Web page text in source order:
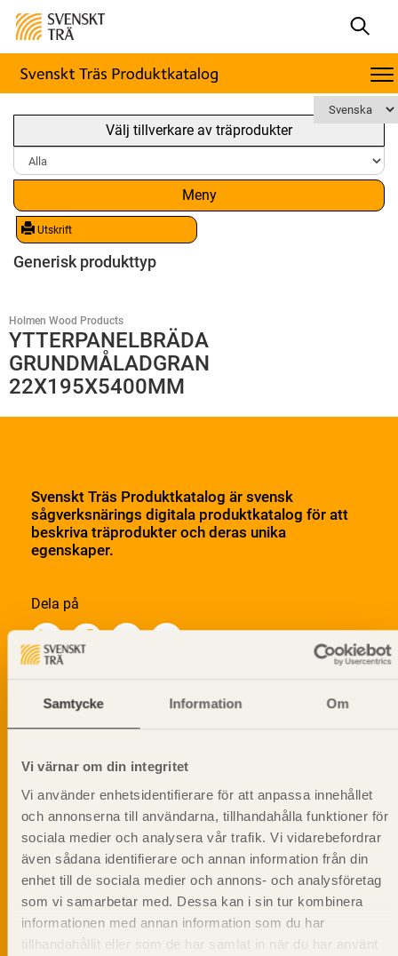
Samtycke Information Om
Vi värnar om din integritet
Vi använder enhetsidentifierare för att anpassa innehållet
och annonserna till användarna, tillhandahålla funktioner för
sociala medier och analysera vår trafik. Vi vidarebefordrar
även sådana identifierare och annan information från din
enhet till de sociala medier och annons- och analysföretag
som vi samarbetar med. Dessa kan i sin tur kombinera
informationen med annan information som du har
tillhandahållit eller som de har samlat in när du har använt
Välj tillverkare av träprodukter
Meny
Utskrift
Generisk produkttyp
Holmen Wood Products
YTTERPANELBRÄDA
GRUNDMÅLADGRAN
22X195X5400MM
Svenskt Träs Produktkatalog är svensk
sågverksnärings digitala produktkatalog för att
beskriva träprodukter och deras unika
egenskaper.
Dela på
Prenumerera på Svenskt Träs
informationsutskick!